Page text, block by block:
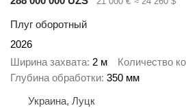
Плуг оборотный
2026
Ширина захвата 2 м Количество
Глубина обработки 350 мм
Украина, Луцк